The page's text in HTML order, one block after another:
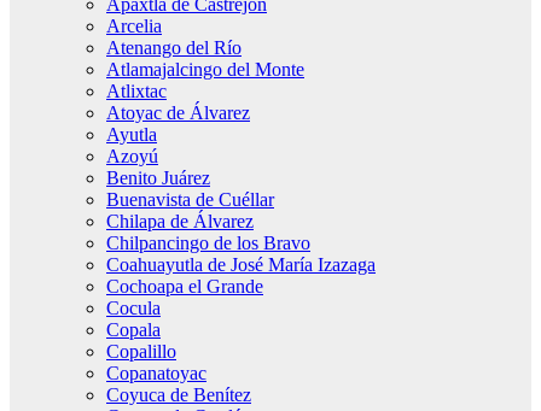
Apaxtla de Castrejón
Arcelia
Atenango del Río
Atlamajalcingo del Monte
Atlixtac
Atoyac de Álvarez
Ayutla
Azoyú
Benito Juárez
Buenavista de Cuéllar
Chilapa de Álvarez
Chilpancingo de los Bravo
Coahuayutla de José María Izazaga
Cochoapa el Grande
Cocula
Copala
Copalillo
Copanatoyac
Coyuca de Benítez